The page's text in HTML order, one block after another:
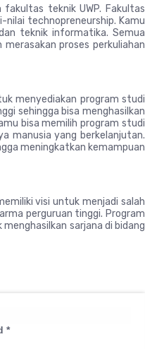
teknik UWP. Fakultas
technopreneurship. Kamu
teknik informatika. Semua
proses perkuliahan
menyediakan program studi
sehingga bisa menghasilkan
bisa memilih program studi
manusia yang berkelanjutan.
meningkatkan kemampuan
visi untuk menjadi salah
perguruan tinggi. Program
sarjana di bidang
*